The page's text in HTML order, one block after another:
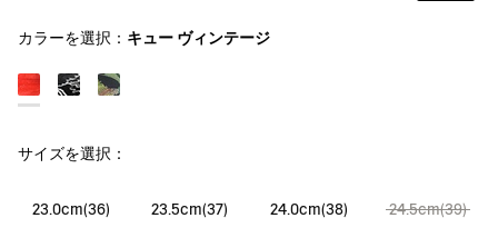
カラーを選択： キュー ヴィンテージ
サイズを選択：
23.0cm(36) 23.5cm(37) 24.0cm(38) 24.5cm(39)